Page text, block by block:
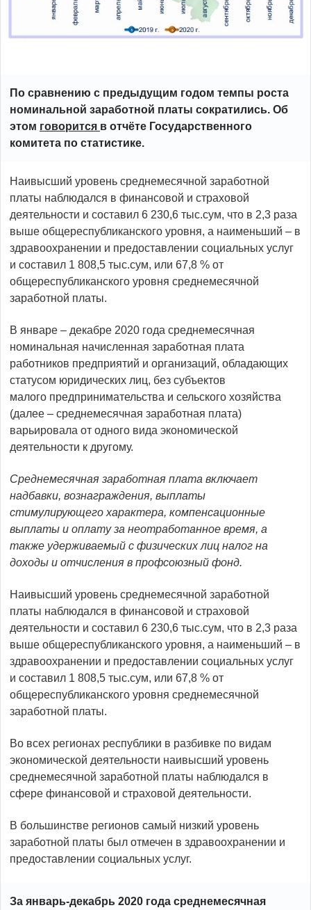
По сравнению с предыдущим годом темпы роста
номинальной заработной платы сократились. Об
этом говорится в отчёте Государственного
комитета по статистике.
Наивысший уровень среднемесячной заработной
платы наблюдался в финансовой и страховой
деятельности и составил 6 230,6 тыс.сум, что в 2,3 раза
выше общереспубликанского уровня, а наименьший – в
здравоохранении и предоставлении социальных услуг
и составил 1 808,5 тыс.сум, или 67,8 % от
общереспубликанского уровня среднемесячной
заработной платы.
В январе – декабре 2020 года среднемесячная
номинальная начисленная заработная плата
работников предприятий и организаций, обладающих
статусом юридических лиц, без субъектов
малого предпринимательства и сельского хозяйства
(далее – среднемесячная заработная плата)
варьировала от одного вида экономической
деятельности к другому.
Среднемесячная заработная плата включает
надбавки, вознаграждения, выплаты
стимулирующего характера, компенсационные
выплаты и оплату за неотработанное время, а
также удерживаемый с физических лиц налог на
доходы и отчисления в профсоюзный фонд.
Наивысший уровень среднемесячной заработной
платы наблюдался в финансовой и страховой
деятельности и составил 6 230,6 тыс.сум, что в 2,3 раза
выше общереспубликанского уровня, а наименьший – в
здравоохранении и предоставлении социальных услуг
и составил 1 808,5 тыс.сум, или 67,8 % от
общереспубликанского уровня среднемесячной
заработной платы.
Во всех регионах республики в разбивке по видам
экономической деятельности наивысший уровень
среднемесячной заработной платы наблюдался в
сфере финансовой и страховой деятельности.
В большинстве регионов самый низкий уровень
заработной платы был отмечен в здравоохранении и
предоставлении социальных услуг.
За январь-декабрь 2020 года среднемесячная